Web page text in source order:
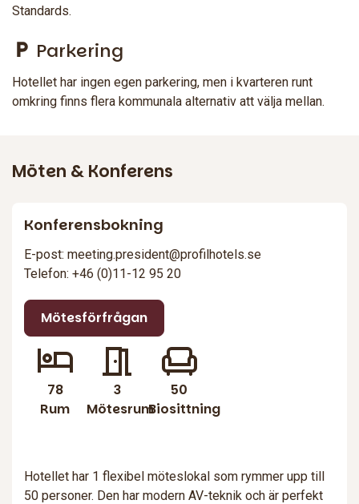
Standards.
Parkering
Hotellet har ingen egen parkering, men i kvarteren runt
omkring finns flera kommunala alternativ att välja mellan.
Möten & Konferens
Konferensbokning
E-post: meeting.president@profilhotels.se
Telefon: +46 (0)11-12 95 20
Mötesförfrågan
78
Rum
3
Mötesrum
50
Biosittning
Hotellet har 1 flexibel möteslokal som rymmer upp till
50 personer. Den har modern AV-teknik och är perfekt